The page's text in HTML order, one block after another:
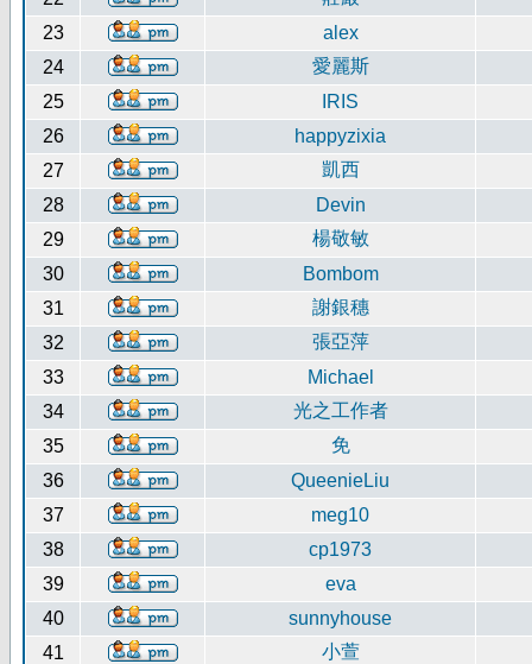
23
alex
24
愛麗斯
25
IRIS
26
happyzixia
27
凱西
28
Devin
29
楊敬敏
30
Bombom
31
謝銀穗
32
張亞萍
33
Michael
34
光之工作者
35
免
36
QueenieLiu
37
meg10
38
cp1973
39
eva
40
sunnyhouse
41
小萱